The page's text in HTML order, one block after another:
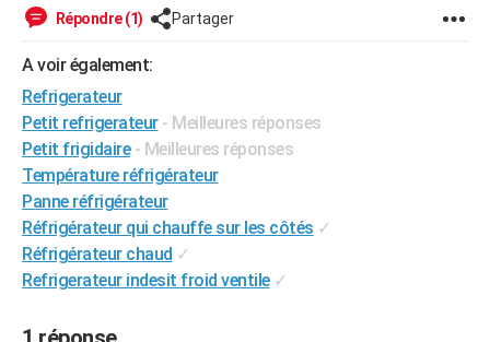
Répondre (1) Partager
A voir également:
Refrigerateur
Petit refrigerateur - Meilleures réponses
Petit frigidaire - Meilleures réponses
Température réfrigérateur
Panne réfrigérateur
Réfrigérateur qui chauffe sur les côtés ✓
Réfrigérateur chaud ✓
Refrigerateur indesit froid ventile ✓